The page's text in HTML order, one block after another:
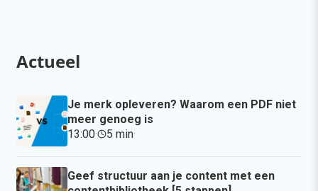
Actueel
Je merk opleveren? Waarom een PDF niet
meer genoeg is
13:00· 5 min·
Geef structuur aan je content met een